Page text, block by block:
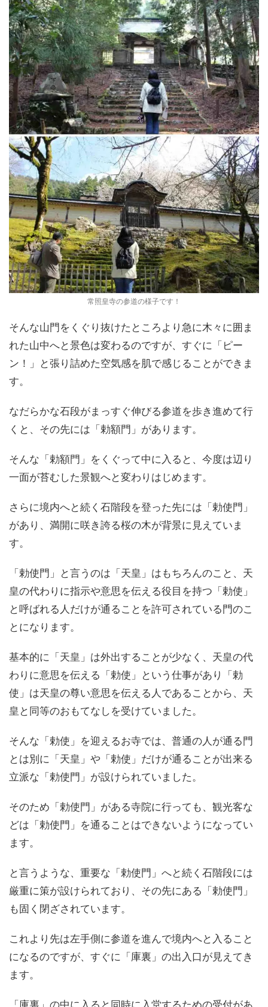
常照皇寺の参道の様子です！
そんな山門をくぐり抜けたところより急に木々に囲ま
れた山中へと景色は変わるのですが、すぐに「ピー
ン！」と張り詰めた空気感を肌で感じることができま
す。
なだらかな石段がまっすぐ伸びる参道を歩き進めて行
くと、その先には「勅額門」があります。
そんな「勅額門」をくぐって中に入ると、今度は辺り
一面が苔むした景観へと変わりはじめます。
さらに境内へと続く石階段を登った先には「勅使門」
があり、満開に咲き誇る桜の木が背景に見えていま
す。
「勅使門」と言うのは「天皇」はもちろんのこと、天
皇の代わりに指示や意思を伝える役目を持つ「勅使」
と呼ばれる人だけが通ることを許可されている門のこ
とになります。
基本的に「天皇」は外出することが少なく、天皇の代
わりに意思を伝える「勅使」という仕事があり「勅
使」は天皇の尊い意思を伝える人であることから、天
皇と同等のおもてなしを受けていました。
そんな「勅使」を迎えるお寺では、普通の人が通る門
とは別に「天皇」や「勅使」だけが通ることが出来る
立派な「勅使門」が設けられていました。
そのため「勅使門」がある寺院に行っても、観光客な
どは「勅使門」を通ることはできないようになってい
ます。
と言うような、重要な「勅使門」へと続く石階段には
厳重に策が設けられており、その先にある「勅使門」
も固く閉ざされています。
これより先は左手側に参道を進んで境内へと入ること
になるのですが、すぐに「庫裏」の出入口が見えてき
ます。